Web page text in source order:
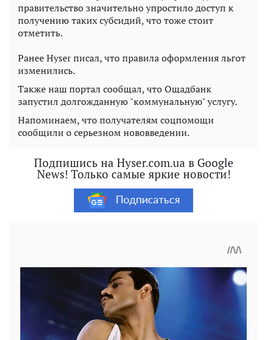
правительство значительно упростило доступ к
получению таких субсидий, что тоже стоит
отметить.
Ранее Hyser писал, что правила оформления льгот
изменились.
Также наш портал сообщал, что Ощадбанк
запустил долгожданную "коммунальную" услугу.
Напоминаем, что получателям соцпомощи
сообщили о серьезном нововведении.
Подпишись на Hyser.com.ua в Google
News! Только самые яркие новости!
Подписаться